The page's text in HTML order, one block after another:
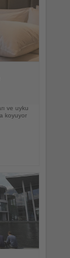
ve uyku
koyuyor